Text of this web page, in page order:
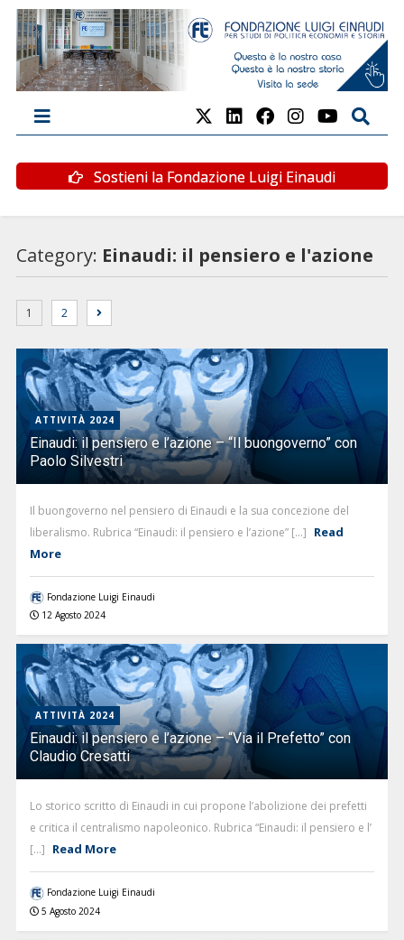
Sostieni la Fondazione Luigi Einaudi
Category: Einaudi: il pensiero e l'azione
1 2
ATTIVITÀ 2024
Einaudi: il pensiero e l’azione – “Il buongoverno” con
Paolo Silvestri
Il buongoverno nel pensiero di Einaudi e la sua concezione del
liberalismo. Rubrica “Einaudi: il pensiero e l’azione” [...] Read
More
Fondazione Luigi Einaudi
12 Agosto 2024
ATTIVITÀ 2024
Einaudi: il pensiero e l’azione – “Via il Prefetto” con
Claudio Cresatti
Lo storico scritto di Einaudi in cui propone l’abolizione dei prefetti
e critica il centralismo napoleonico. Rubrica “Einaudi: il pensiero e l’
[...] Read More
Fondazione Luigi Einaudi
5 Agosto 2024